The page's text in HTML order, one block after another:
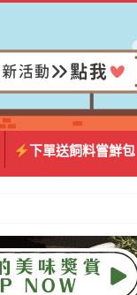
下單送飼料嘗鮮包